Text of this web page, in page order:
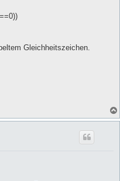
Gleichheitszeichen.